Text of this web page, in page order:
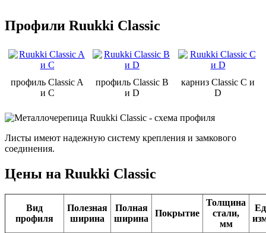
Профили Ruukki Classic
профиль Classic A
и C
профиль Classic B
и D
карниз Classic C и
D
Листы имеют надежную систему крепления и замкового
соединения.
Цены на Ruukki Classic
Вид
профиля
Полезная
ширина
Полная
ширина
Покрытие
Толщина
стали,
мм